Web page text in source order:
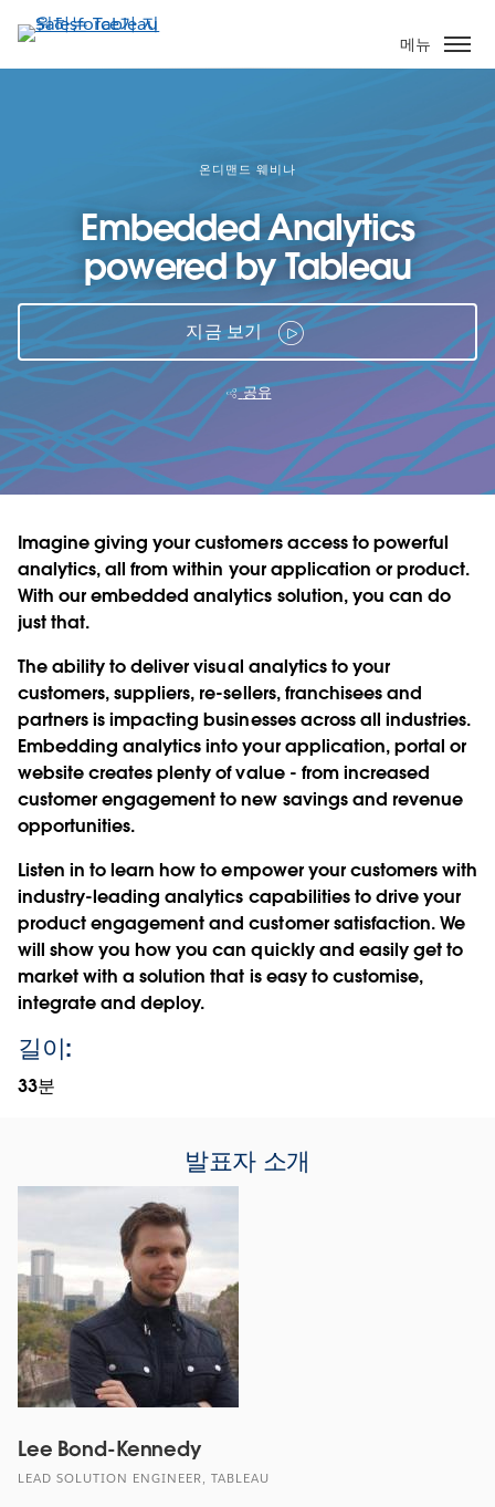
요
콘
메뉴
온디맨드 웨비나
Embedded Analytics
powered by Tableau
지금 보기
공유
Imagine giving your customers access to powerful
analytics, all from within your application or product.
With our embedded analytics solution, you can do
just that.
The ability to deliver visual analytics to your
customers, suppliers, re-sellers, franchisees and
partners is impacting businesses across all industries.
Embedding analytics into your application, portal or
website creates plenty of value - from increased
customer engagement to new savings and revenue
opportunities.
Listen in to learn how to empower your customers with
industry-leading analytics capabilities to drive your
product engagement and customer satisfaction. We
will show you how you can quickly and easily get to
market with a solution that is easy to customise,
integrate and deploy.
길이:
33분
발표자 소개
Lee Bond-Kennedy
LEAD SOLUTION ENGINEER, TABLEAU